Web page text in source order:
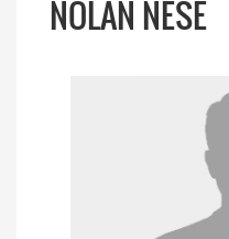
NOLAN NESE